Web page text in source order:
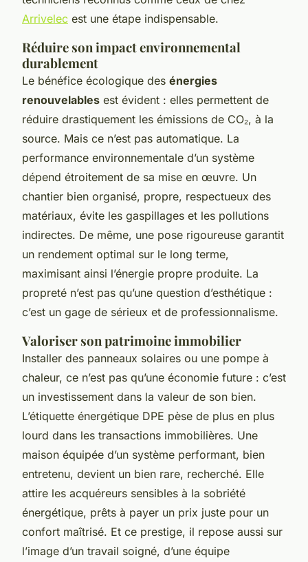
Arrivelec est une étape indispensable.
Réduire son impact environnemental
durablement
Le bénéfice écologique des énergies
renouvelables est évident : elles permettent de
réduire drastiquement les émissions de CO₂, à la
source. Mais ce n’est pas automatique. La
performance environnementale d’un système
dépend étroitement de sa mise en œuvre. Un
chantier bien organisé, propre, respectueux des
matériaux, évite les gaspillages et les pollutions
indirectes. De même, une pose rigoureuse garantit
un rendement optimal sur le long terme,
maximisant ainsi l’énergie propre produite. La
propreté n’est pas qu’une question d’esthétique :
c’est un gage de sérieux et de professionnalisme.
Valoriser son patrimoine immobilier
Installer des panneaux solaires ou une pompe à
chaleur, ce n’est pas qu’une économie future : c’est
un investissement dans la valeur de son bien.
L’étiquette énergétique DPE pèse de plus en plus
lourd dans les transactions immobilières. Une
maison équipée d’un système performant, bien
entretenu, devient un bien rare, recherché. Elle
attire les acquéreurs sensibles à la sobriété
énergétique, prêts à payer un prix juste pour un
confort maîtrisé. Et ce prestige, il repose aussi sur
l’image d’un travail soigné, d’une équipe